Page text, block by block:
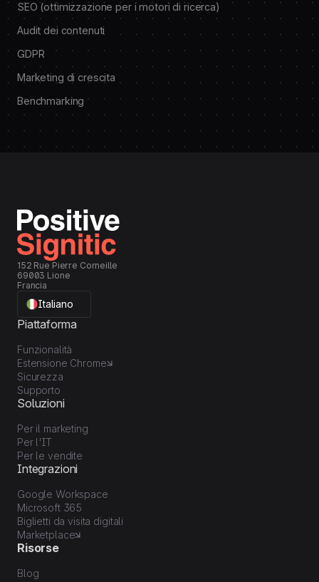
SEO (ottimizzazione per i motori di ricerca)
Audit dei contenuti
GDPR
Marketing di crescita
Benchmarking
152 Rue Pierre Corneille
69003 Lione
Francia
Italiano
Piattaforma
Funzionalità
Estensione Chrome
Sicurezza
Supporto
Soluzioni
Per il marketing
Per l'IT
Per le vendite
Integrazioni
Google Workspace
Microsoft 365
Biglietti da visita digitali
Marketplace
Risorse
Blog